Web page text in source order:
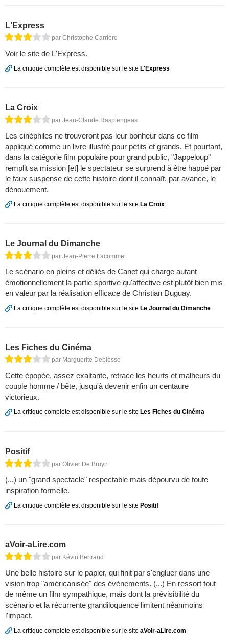
L'Express
par Christophe Carrière
Voir le site de L'Express.
La critique complète est disponible sur le site L'Express
La Croix
par Jean-Claude Raspiengeas
Les cinéphiles ne trouveront pas leur bonheur dans ce film
appliqué comme un livre illustré pour petits et grands. Et pourtant,
dans la catégorie film populaire pour grand public, "Jappeloup"
remplit sa mission [et] le spectateur se surprend à être happé par
le faux suspense de cette histoire dont il connaît, par avance, le
dénouement.
La critique complète est disponible sur le site La Croix
Le Journal du Dimanche
par Jean-Pierre Lacomme
Le scénario en pleins et déliés de Canet qui charge autant
émotionnellement la partie sportive qu'affective est plutôt bien mis
en valeur par la réalisation efficace de Christian Duguay.
La critique complète est disponible sur le site Le Journal du Dimanche
Les Fiches du Cinéma
par Marguerite Debiesse
Cette épopée, assez exaltante, retrace les heurts et malheurs du
couple homme / bête, jusqu'à devenir enfin un centaure
victorieux.
La critique complète est disponible sur le site Les Fiches du Cinéma
Positif
par Olivier De Bruyn
(...) un "grand spectacle" respectable mais dépourvu de toute
inspiration formelle.
La critique complète est disponible sur le site Positif
aVoir-aLire.com
par Kévin Bertrand
Une belle histoire sur le papier, qui finit par s'engluer dans une
vision trop "américanisée" des événements. (...) En ressort tout
de même un film sympathique, mais dont la prévisibilité du
scénario et la récurrente grandiloquence limitent néanmoins
l'impact.
La critique complète est disponible sur le site aVoir-aLire.com